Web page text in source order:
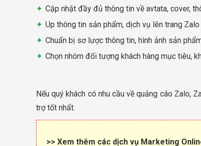
Cập nhật đầy đủ thông tin về avtata, cover,
Up thông tin sản phẩm, dịch vụ lên trang Zalo
Chuẩn bị sơ lược thông tin, hình ảnh sản
Chọn nhóm đối tượng khách hàng mục tiêu,
Nếu quý khách có nhu cầu về quảng cáo Zalo,
trợ tốt nhất.
>> Xem thêm các dịch vụ Marketing